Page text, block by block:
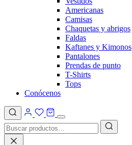
Americanas
Camisas
Chaquetas y abrigos
Faldas
Kaftanes y Kimonos
Pantalones
Prendas de punto
T-Shirts
Tops
Conócenos